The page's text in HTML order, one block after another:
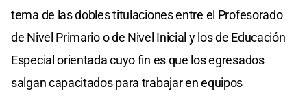
tema de las dobles titulaciones entre el Profesorado
de Nivel Primario o de Nivel Inicial y los de Educación
Especial orientada cuyo fin es que los egresados
salgan capacitados para trabajar en equipos